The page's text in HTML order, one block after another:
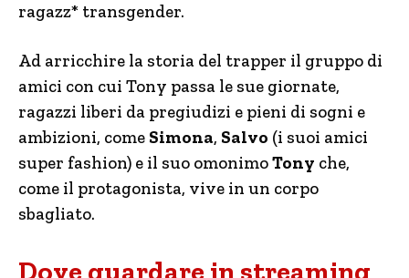
ragazz* transgender.
Ad arricchire la storia del trapper il gruppo di
amici con cui Tony passa le sue giornate,
ragazzi liberi da pregiudizi e pieni di sogni e
ambizioni, come Simona, Salvo (i suoi amici
super fashion) e il suo omonimoTony che,
come il protagonista, vive in un corpo
sbagliato.